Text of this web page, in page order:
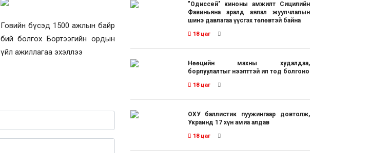
Говийн бүсэд 1500 ажлын байр
бий болгох Бортээгийн ордын
үйл ажиллагаа эхэллээ
"Одиссей" киноны амжилт Сицилийн
Фавиньяна аралд аялал жуулчлалын
шинэ давлагаа үүсгэх төлөвтэй байна
18 цаг
Нөөцийн махны худалдаа,
борлуулалтыг нээлттэй ил тод болгоно
18 цаг
ОХУ баллистик пуужингаар довтолж,
Украинд 17 хүн амиа алдав
18 цаг